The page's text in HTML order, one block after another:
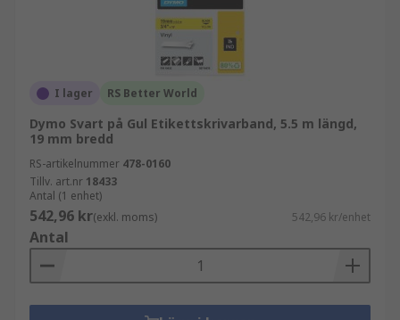
I lager RS Better World
Dymo Svart på Gul Etikettskrivarband, 5.5 m längd,
19 mm bredd
RS-artikelnummer 478-0160
Tillv. art.nr 18433
Antal (1 enhet)
542,96 kr(exkl. moms) 542,96 kr/enhet
Antal